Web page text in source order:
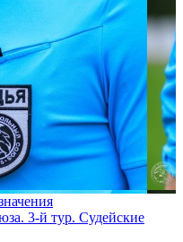
3-й тур. Судейские